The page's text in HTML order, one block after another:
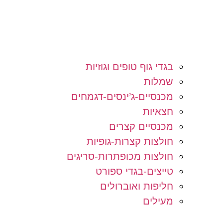
בגדי גוף טופים וגוזיות
שמלות
מכנסיים-ג’ינסים-דגמחים
חצאיות
מכנסיים קצרים
חולצות קצרות-גופיות
חולצות מכופתרות-סריגים
טייצים-בגדי ספורט
חליפות ואוברולים
מעילים